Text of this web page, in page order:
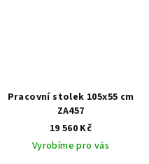
Akát vintage BT1551
Pracovní stolek 105x55 cm
ZA457
19 560 Kč
Vyrobíme pro vás